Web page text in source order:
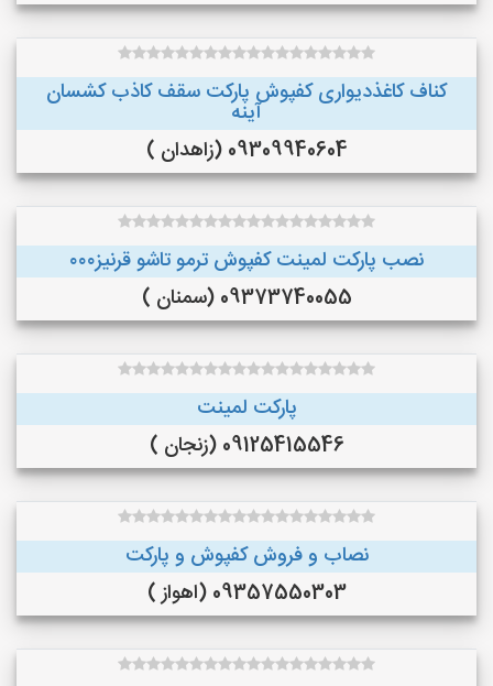
کناف کاغذدیواری کفپوش پارکت سقف کاذب کشسان
آینه
09309940604 (زاهدان )
نصب پارکت لمینت کفپوش ترمو تاشو قرنیز۰۰۰
09373740055 (سمنان )
پارکت لمینت
09125415546 (زنجان )
نصاب و فروش کفپوش و پارکت
09357550303 (اهواز )